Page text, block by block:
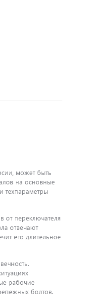
может быть
на основные
техпараметры
от переключателя
отвечают
его длительное
рабочие
болтов.